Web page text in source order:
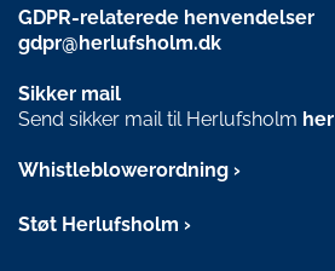
GDPR-relaterede henvendelser
gdpr@herlufsholm.dk
Sikker mail
Send sikker mail til Herlufsholm her
Whistleblowerordning
Støt Herlufsholm